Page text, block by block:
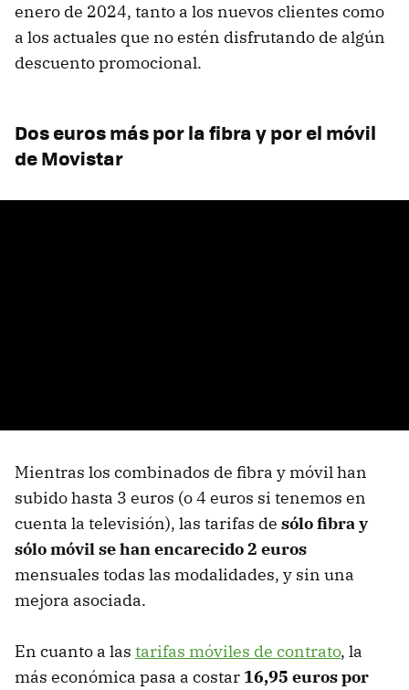
enero de 2024, tanto a los nuevos clientes como
a los actuales que no estén disfrutando de algún
descuento promocional.
Dos euros más por la fibra y por el móvil
de Movistar
Mientras los combinados de fibra y móvil han
subido hasta 3 euros (o 4 euros si tenemos en
cuenta la televisión), las tarifas de sólo fibra y
sólo móvil se han encarecido 2 euros
mensuales todas las modalidades, y sin una
mejora asociada.
En cuanto a las tarifas móviles de contrato, la
más económica pasa a costar 16,95 euros por